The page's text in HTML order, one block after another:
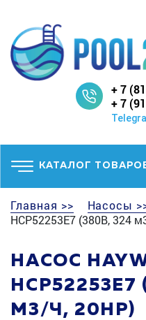
+ 7
+ 7
КАТАЛОГ
Главная >> Насосы
HCP52253E7 (380В, 324
НАСОС
М3/Ч, 20HP)